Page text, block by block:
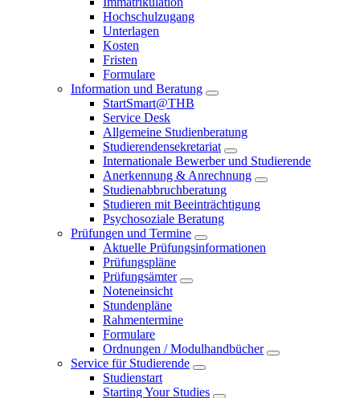
Hochschulzugang
Unterlagen
Kosten
Fristen
Formulare
Information und Beratung
StartSmart@THB
Service Desk
Allgemeine Studienberatung
Studierendensekretariat
Internationale Bewerber und Studierende
Anerkennung & Anrechnung
Studienabbruchberatung
Studieren mit Beeinträchtigung
Psychosoziale Beratung
Prüfungen und Termine
Aktuelle Prüfungsinformationen
Prüfungspläne
Prüfungsämter
Noteneinsicht
Stundenpläne
Rahmentermine
Formulare
Ordnungen / Modulhandbücher
Service für Studierende
Studienstart
Starting Your Studies